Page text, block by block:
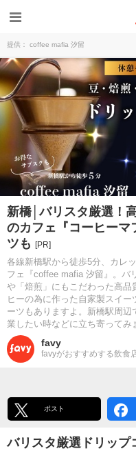
提供： coffee mafia 汐留
新橋│バリスタ厳選！
のカフェ『コーヒーマ
ツも [PR]
各線新橋駅から徒歩5分、カレ
フェ『coffee mafia 汐留』。バ
や「焙煎」にもこだわった高
ヒーの為に作った自家製スイ
ーツもありますよ。新橋駅周
業したい時などに立ち寄ってみ
favy
favyがおすすめする飲食
ポスト
バリスタ厳選ドリップ